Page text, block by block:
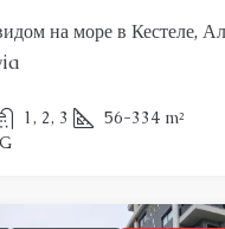
на море в Кестеле,
1, 2, 3 56-334 m²